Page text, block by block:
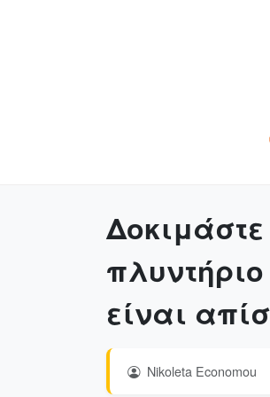
είναι
Nikoleta Economou